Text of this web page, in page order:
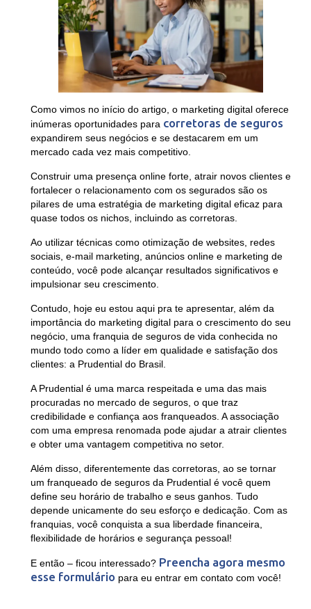
Como vimos no início do artigo, o marketing digital oferece
inúmeras oportunidades para corretoras de seguros
expandirem seus negócios e se destacarem em um
mercado cada vez mais competitivo.
Construir uma presença online forte, atrair novos clientes e
fortalecer o relacionamento com os segurados são os
pilares de uma estratégia de marketing digital eficaz para
quase todos os nichos, incluindo as corretoras.
Ao utilizar técnicas como otimização de websites, redes
sociais, e-mail marketing, anúncios online e marketing de
conteúdo, você pode alcançar resultados significativos e
impulsionar seu crescimento.
Contudo, hoje eu estou aqui pra te apresentar, além da
importância do marketing digital para o crescimento do seu
negócio, uma franquia de seguros de vida conhecida no
mundo todo como a líder em qualidade e satisfação dos
clientes: a Prudential do Brasil.
A Prudential é uma marca respeitada e uma das mais
procuradas no mercado de seguros, o que traz
credibilidade e confiança aos franqueados. A associação
com uma empresa renomada pode ajudar a atrair clientes
e obter uma vantagem competitiva no setor.
Além disso, diferentemente das corretoras, ao se tornar
um franqueado de seguros da Prudential é você quem
define seu horário de trabalho e seus ganhos. Tudo
depende unicamente do seu esforço e dedicação. Com as
franquias, você conquista a sua liberdade financeira,
flexibilidade de horários e segurança pessoal!
E então – ficou interessado? Preencha agora mesmo
esse formulário para eu entrar em contato com você!